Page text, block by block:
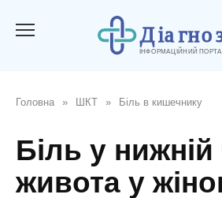
Головна » ШКТ » Біль в кишечнику
Біль у нижній
живота у